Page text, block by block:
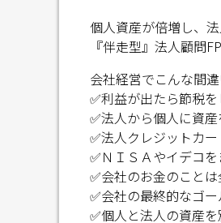
個人資産が倍増し、
『伴走型』法人顧問
会社経営でこんな間
✅利益が出たら節税
✅法人から個人に資
✅法人クレジットカ
✅ＮＩＳＡやイデコ
✅会社のお金のこと
✅会社の最終的なゴ
✅個人と法人の資産